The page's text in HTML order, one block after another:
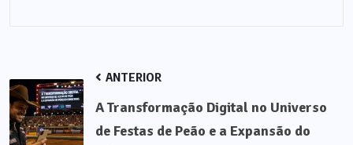
ANTERIOR
A Transformação Digital no Universo
de Festas de Peão e a Expansão do